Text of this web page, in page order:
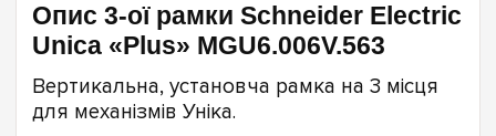
Опис 3-ої рамки Schneider Electric
Unica «Plus» MGU6.006V.563
Вертикальна, установча рамка на 3 місця
для механізмів Уніка.